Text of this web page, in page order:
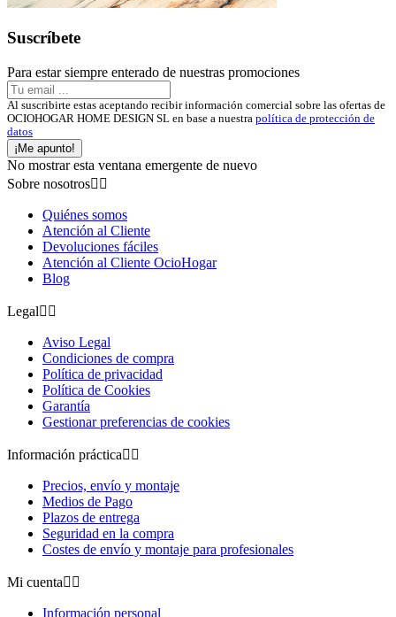
Suscríbete
Para estar siempre enterado de nuestras promociones
Al suscribirte estas aceptando recibir información comercial sobre las ofertas de
OCIOHOGAR HOME DESIGN SL en base a nuestra política de protección de
datos
¡Me apunto!
No mostrar esta ventana emergente de nuevo
Sobre nosotros 
Quiénes somos
Atención al Cliente
Devoluciones fáciles
Atención al Cliente OcioHogar
Blog
Legal 
Aviso Legal
Condiciones de compra
Política de privacidad
Política de Cookies
Garantía
Gestionar preferencias de cookies
Información práctica 
Precios, envío y montaje
Medios de Pago
Plazos de entrega
Seguridad en la compra
Costes de envío y montaje para profesionales
Mi cuenta 
Información personal